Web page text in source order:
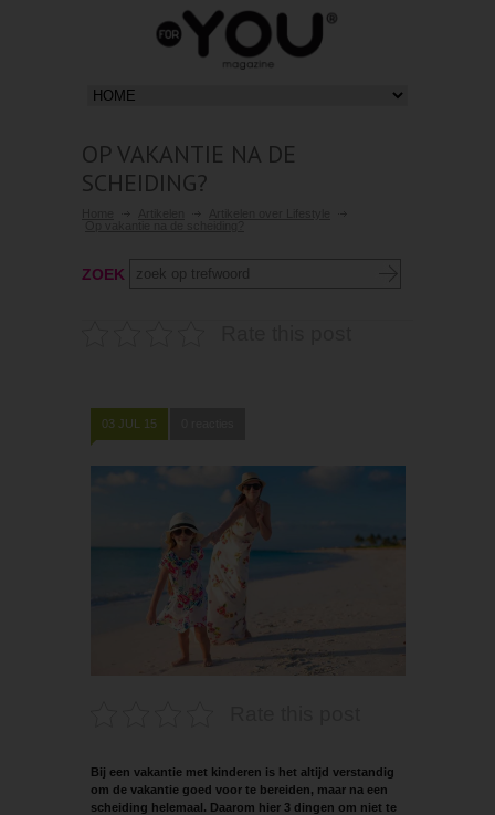
OP VAKANTIE NA DE
SCHEIDING?
ZOEK
03 JUL 15
Bij een vakantie met kinderen is het altijd ­verstandig
om de vakantie goed voor te bereiden, maar na een
scheiding helemaal. Daarom hier 3 dingen om niet te